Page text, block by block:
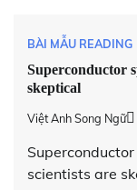
BÀI MẪU READING
Superconductor
skeptical
Việt Anh Song Ngữ
scientists are